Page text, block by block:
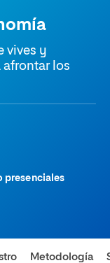
vives y
los
presenciales
Metodología